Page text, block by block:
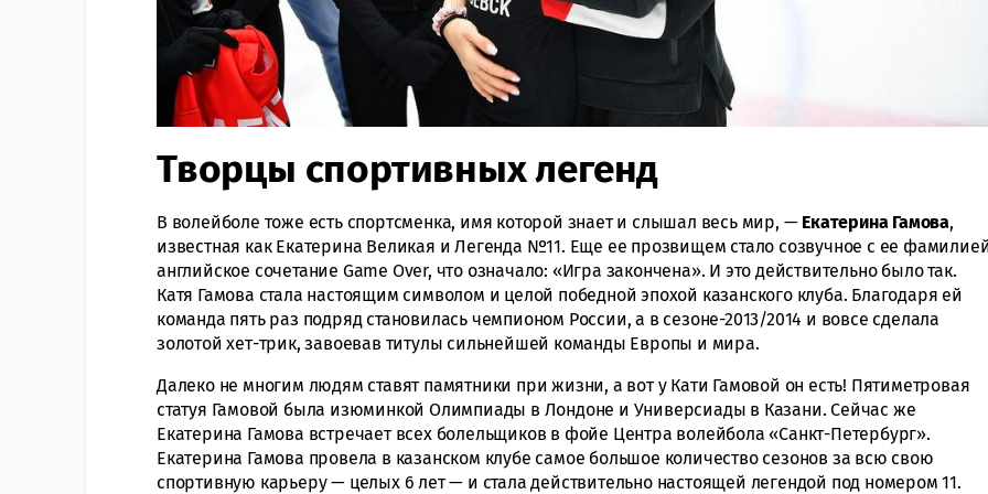
Творцы спортивных легенд
В волейболе тоже есть спортсменка, имя которой знает и слышал весь мир, — Екатерина Гамова,
известная как Екатерина Великая и Легенда №11. Еще ее прозвищем стало созвучное с ее
английское сочетание Game Over, что означало: «Игра закончена». И это действительно было так.
Катя Гамова стала настоящим символом и целой победной эпохой казанского клуба. Благодаря ей
команда пять раз подряд становилась чемпионом России, а в сезоне-2013/2014 и вовсе сделала
золотой хет-трик, завоевав титулы сильнейшей команды Европы и мира.
Далеко не многим людям ставят памятники при жизни, а вот у Кати Гамовой он есть! Пятиметровая
статуя Гамовой была изюминкой Олимпиады в Лондоне и Универсиады в Казани. Сейчас же
Екатерина Гамова встречает всех болельщиков в фойе Центра волейбола «Санкт-Петербург».
Екатерина Гамова провела в казанском клубе самое большое количество сезонов за всю свою
спортивную карьеру — целых 6 лет — и стала действительно настоящей легендой под номером 11.